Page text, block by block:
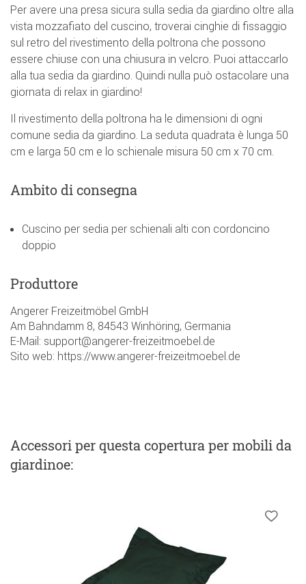
Per avere una presa sicura sulla sedia da giardino oltre alla
vista mozzafiato del cuscino, troverai cinghie di fissaggio
sul retro del rivestimento della poltrona che possono
essere chiuse con una chiusura in velcro. Puoi attaccarlo
alla tua sedia da giardino. Quindi nulla può ostacolare una
giornata di relax in giardino!
Il rivestimento della poltrona ha le dimensioni di ogni
comune sedia da giardino. La seduta quadrata è lunga 50
cm e larga 50 cm e lo schienale misura 50 cm x 70 cm.
Ambito di consegna
Cuscino per sedia per schienali alti con cordoncino
doppio
Produttore
Angerer Freizeitmöbel GmbH
Am Bahndamm 8, 84543 Winhöring, Germania
E-Mail: support@angerer-freizeitmoebel.de
Sito web: https://www.angerer-freizeitmoebel.de
Accessoriper questa copertura per mobili da
giardinoe: